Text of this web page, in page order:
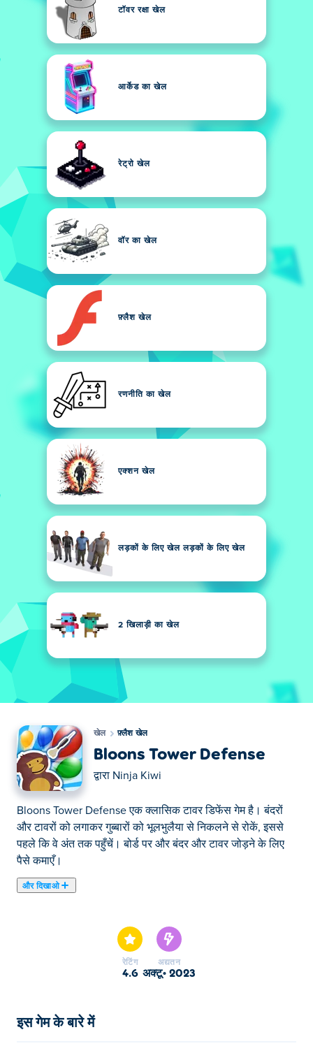
टॉवर रक्षा खेल
आर्केड का खेल
रेट्रो खेल
वॉर का खेल
फ़्लैश खेल
रणनीति का खेल
एक्शन खेल
लड़कों के लिए खेल लड़कों के लिए खेल
2 खिलाड़ी का खेल
खेल फ़्लैश खेल
Bloons Tower Defense
द्वारा Ninja Kiwi
Bloons Tower Defense एक क्लासिक टावर डिफेंस गेम है। बंदरों
और टावरों को लगाकर गुब्बारों को भूलभुलैया से निकलने से रोकें, इससे
पहले कि वे अंत तक पहुँचें। बोर्ड पर और बंदर और टावर जोड़ने के लिए
पैसे कमाएँ।
और दिखाओ
रेटिंग
4.6
अद्यतन
अक्टू॰ 2023
इस गेम के बारे में